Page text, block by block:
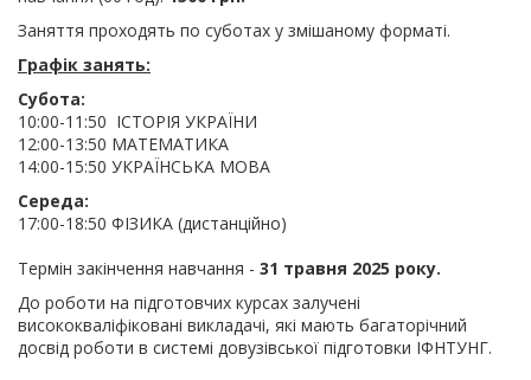
Заняття проходять по суботах у змішаному форматі.
Графік занять:
Субота:
10:00-11:50 ІСТОРІЯ УКРАЇНИ
12:00-13:50 МАТЕМАТИКА
14:00-15:50 УКРАЇНСЬКА МОВА
Середа:
17:00-18:50 ФІЗИКА (дистанційно)
Термін закінчення навчання - 31 травня 2025 року.
До роботи на підготовчих курсах залучені
висококваліфіковані викладачі, які мають багаторічний
досвід роботи в системі довузівської підготовки ІФНТУНГ.